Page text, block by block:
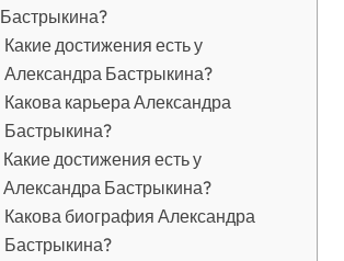
Бастрыкина?
Какие достижения есть у
Александра Бастрыкина?
Какова карьера Александра
Бастрыкина?
Какие достижения есть у
Александра Бастрыкина?
Какова биография Александра
Бастрыкина?